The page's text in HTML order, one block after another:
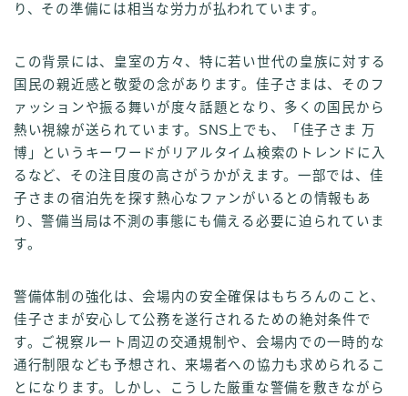
り、その準備には相当な労力が払われています。
この背景には、皇室の方々、特に若い世代の皇族に対する
国民の親近感と敬愛の念があります。佳子さまは、そのフ
ァッションや振る舞いが度々話題となり、多くの国民から
熱い視線が送られています。SNS上でも、「佳子さま 万
博」というキーワードがリアルタイム検索のトレンドに入
るなど、その注目度の高さがうかがえます。一部では、佳
子さまの宿泊先を探す熱心なファンがいるとの情報もあ
り、警備当局は不測の事態にも備える必要に迫られていま
す。
警備体制の強化は、会場内の安全確保はもちろんのこと、
佳子さまが安心して公務を遂行されるための絶対条件で
す。ご視察ルート周辺の交通規制や、会場内での一時的な
通行制限なども予想され、来場者への協力も求められるこ
とになります。しかし、こうした厳重な警備を敷きながら